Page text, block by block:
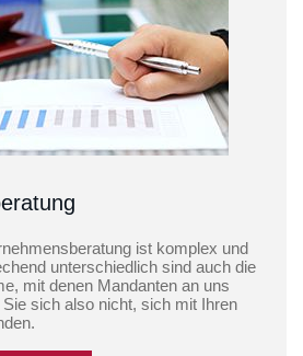
ist komplex und
unterschiedlich sind auch die
mit denen Mandanten an uns
sich also nicht, sich mit Ihren